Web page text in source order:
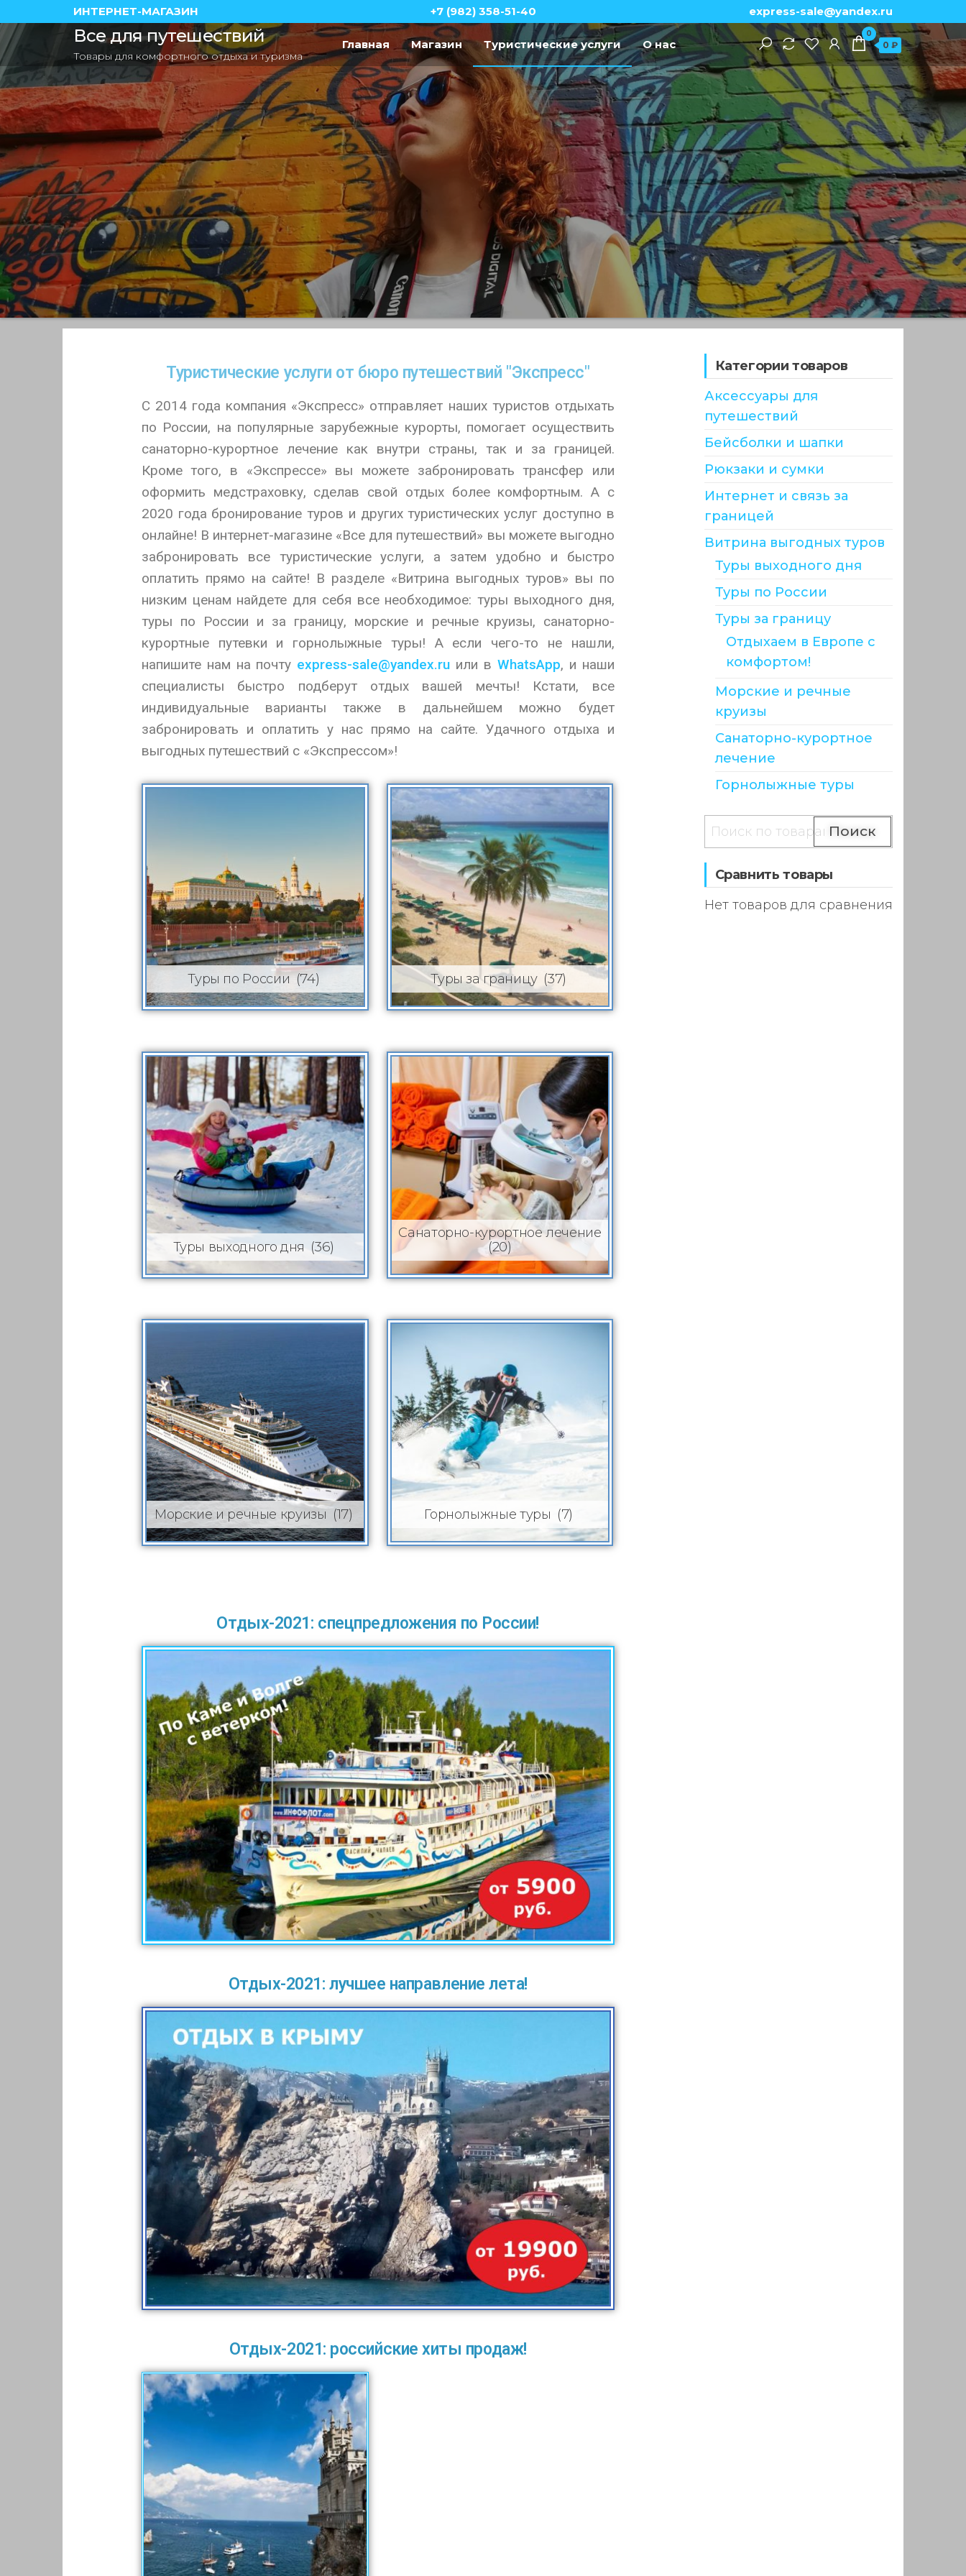
ИНТЕРНЕТ-МАГАЗИН +7 (982) 358-51-40 express-sale@yandex.ru
Все для путешествий
Товары для комфортного отдыха и туризма
0
0 ₽
Главная Магазин Туристические услуги О нас
Туристические услуги от бюро путешествий "Экспресс"
С 2014 года компания «Экспресс» отправляет наших туристов отдыхать
по России, на популярные зарубежные курорты, помогает осуществить
санаторно-курортное лечение как внутри страны, так и за границей.
Кроме того, в «Экспрессе» вы можете забронировать трансфер или
оформить медстраховку, сделав свой отдых более комфортным. А с
2020 года бронирование туров и других туристических услуг доступно в
онлайне! В интернет-магазине «Все для путешествий» вы можете выгодно
забронировать все туристические услуги, а затем удобно и быстро
оплатить прямо на сайте! В разделе «Витрина выгодных туров» вы по
низким ценам найдете для себя все необходимое: туры выходного дня,
туры по России и за границу, морские и речные круизы, санаторно-
курортные путевки и горнолыжные туры! А если чего-то не нашли,
напишите нам на почту express-sale@yandex.ru или в WhatsApp, и наши
специалисты быстро подберут отдых вашей мечты! Кстати, все
индивидуальные варианты также в дальнейшем можно будет
забронировать и оплатить у нас прямо на сайте. Удачного отдыха и
выгодных путешествий с «Экспрессом»!
Туры по России (74) Туры за границу (37)
Туры выходного дня (36)
Санаторно-курортное лечение
(20)
Морские и речные круизы (17) Горнолыжные туры (7)
Отдых-2021: спецпредложения по России!
Отдых-2021: лучшее направление лета!
Отдых-2021: российские хиты продаж!
Категории товаров
Аксессуары для
путешествий
Бейсболки и шапки
Рюкзаки и сумки
Интернет и связь за
границей
Витрина выгодных туров
Туры выходного дня
Туры по России
Туры за границу
Отдыхаем в Европе с
комфортом!
Морские и речные
круизы
Санаторно-курортное
лечение
Горнолыжные туры
Поиск
Сравнить товары
Нет товаров для сравнения